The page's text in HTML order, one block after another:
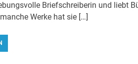
Briefschreiberin und liebt
Werke hat sie […]